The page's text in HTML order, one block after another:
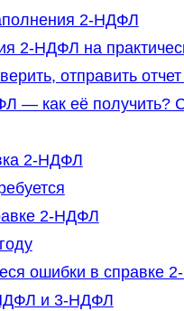
2-НДФЛ
2-НДФЛ на
отправить
— как её получить?
2-НДФЛ
2-НДФЛ
ошибки в справке
и 3-НДФЛ